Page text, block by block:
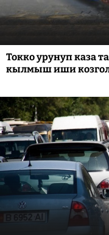
Токко урунуп каза
кылмыш иши